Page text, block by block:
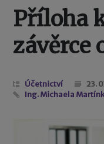
Příloha
závěrce
Účetnictví
23.
Ing. Michaela